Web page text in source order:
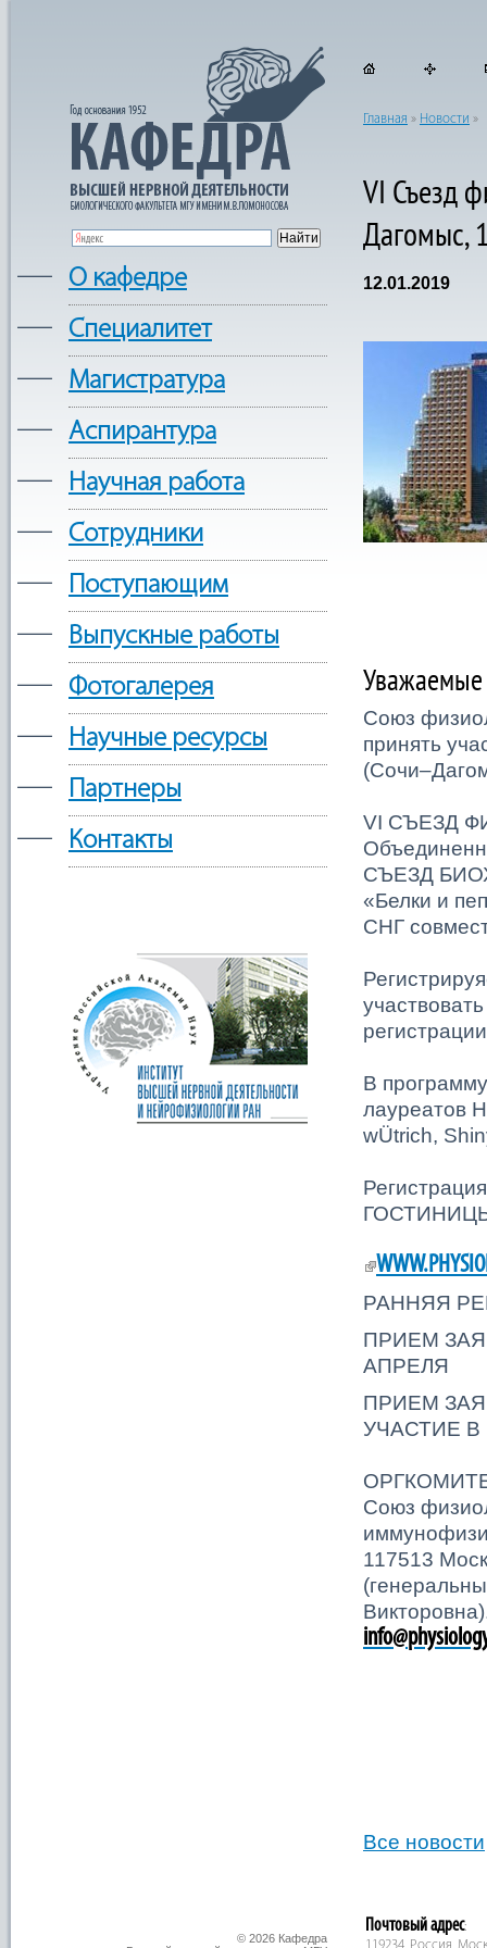
— О кафедре
— Cпециалитет
— Магистратура
— Аспирантура
— Научная работа
— Сотрудники
— Поступающим
— Выпускные работы
— Фотогалерея
— Научные ресурсы
— Партнеры
— Контакты
Главная » Новости »
VI Съезд
Дагомыс,
12.01.2019
Уважаемые
Союз
принять
VI СЪЕЗД
СЪЕЗД
«Белки и
СНГ
В
лауреатов
wÜtrich,
ГОСТИНИЦЫ
РАННЯЯ
ПРИЕМ
АПРЕЛЯ
ПРИЕМ
УЧАСТИЕ
Союз
117513
info@
Все новости
© 2026 Кафедра
Почтовый адрес: